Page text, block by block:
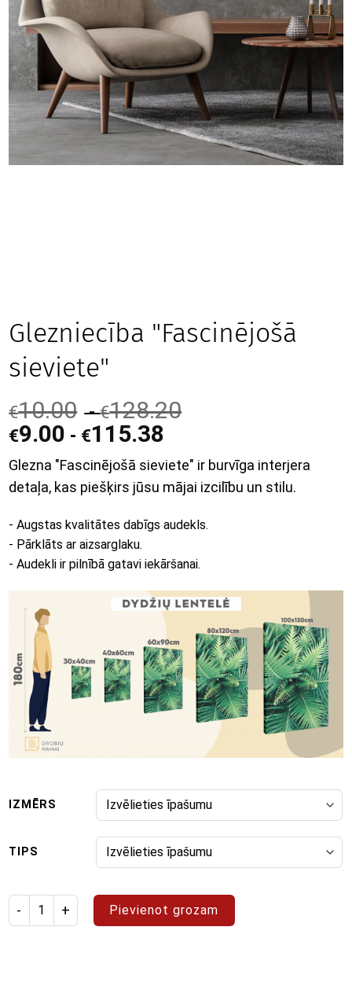
Glezniecība "Fascinējošā
sieviete"
€10.00 -€128.20
€9.00 - €115.38
Glezna "Fascinējošā sieviete" ir burvīga interjera
detaļa, kas piešķirs jūsu mājai izcilību un stilu.
- Augstas kvalitātes dabīgs audekls.
- Pārklāts ar aizsarglaku.
- Audekli ir pilnībā gatavi iekāršanai.
IZMĒRS
TIPS
Izstrādājuma daudzums: glezna "Fascinējošā sieviete"
Pievienot grozam